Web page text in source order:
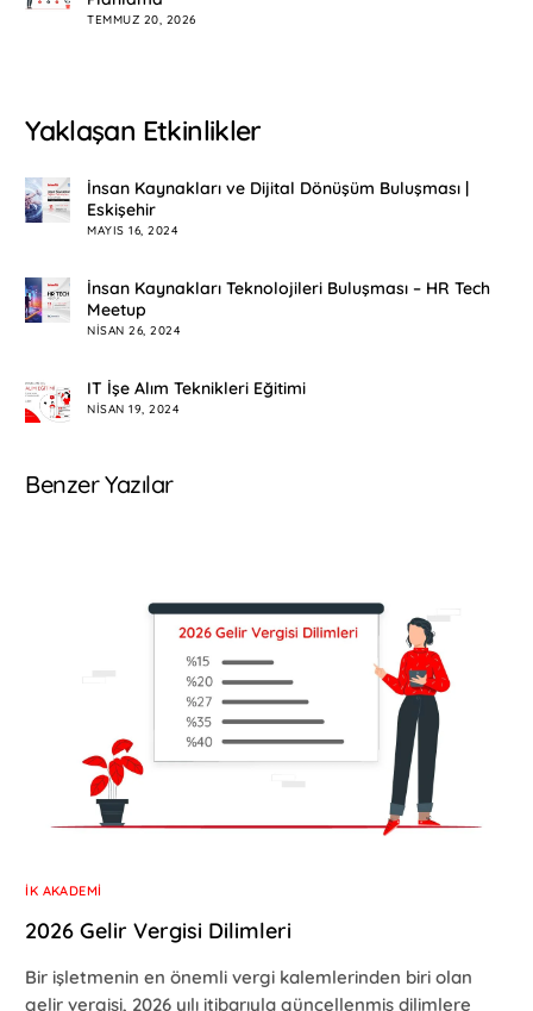
TEMMUZ 20, 2026
Yaklaşan Etkinlikler
İnsan Kaynakları ve Dijital Dönüşüm Buluşması |
Eskişehir
MAYIS 16, 2024
İnsan Kaynakları Teknolojileri Buluşması – HR Tech
Meetup
NISAN 26, 2024
IT İşe Alım Teknikleri Eğitimi
NISAN 19, 2024
Benzer Yazılar
İK AKADEMI
2026 Gelir Vergisi Dilimleri
Bir işletmenin en önemli vergi kalemlerinden biri olan
gelir vergisi, 2026 yılı itibarıyla güncellenmiş dilimlere